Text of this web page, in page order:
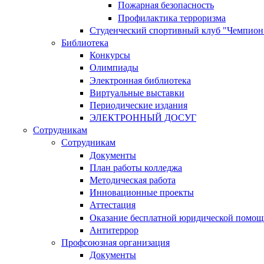
Пожарная безопасность
Профилактика терроризма
Студенческий спортивный клуб
Библиотека
Конкурсы
Олимпиады
Электронная библиотека
Виртуальные выставки
Периодические издания
ЭЛЕКТРОННЫЙ ДОСУГ
Сотрудникам
Сотрудникам
Документы
План работы колледжа
Методическая работа
Инновационные проекты
Аттестация
Оказание бесплатной юридической
Антитеррор
Профсоюзная организация
Документы